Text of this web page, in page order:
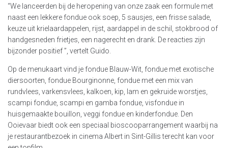
“We lanceerden bij de heropening van onze zaak een formule met
naast een lekkere fondue ook soep, 5 sausjes, een frisse salade,
keuze uit krielaardappelen, rijst, aardappel in de schil, stokbrood of
handgesneden frietjes, een nagerecht en drank. De reacties zijn
bijzonder positief ”, vertelt Guido.
Op de menukaart vind je fondue Blauw-Wit, fondue met exotische
diersoorten, fondue Bourginonne, fondue met een mix van
rundvlees, varkensvlees, kalkoen, kip, lam en gekruide worstjes,
scampi fondue, scampi en gamba fondue, visfondue in
huisgemaakte bouillon, veggi fondue en kinderfondue. Den
Ooievaar biedt ook een speciaal bioscooparrangement waarbij na
je restaurantbezoek in cinema Albert in Sint-Gillis terecht kan voor